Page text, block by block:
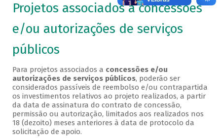
Projetos associados a concessões
e/ou autorizações de serviços
públicos
Para projetos associados a concessões e/ou
autorizações de serviços públicos, poderão ser
considerados passíveis de reembolso e/ou contrapartida
os investimentos relativos ao projeto realizados, a partir
da data de assinatura do contrato de concessão,
permissão ou autorização, limitados aos realizados nos
18 (dezoito) meses anteriores à data de protocolo da
solicitação de apoio.